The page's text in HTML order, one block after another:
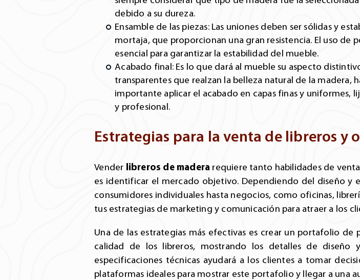
debido a su dureza.
Ensamble de las piezas: Las uniones deben ser sólidas y
mortaja, que proporcionan una gran resistencia. El uso de
esencial para garantizar la estabilidad del mueble.
Acabado final: Es lo que dará al mueble su aspecto
transparentes que realzan la belleza natural de la
importante aplicar el acabado en capas finas y uniformes,
y profesional.
Estrategias para la venta de libreros y
Vender libreros de madera requiere tanto habilidades de
es identificar el mercado objetivo. Dependiendo del diseño y
consumidores individuales hasta negocios, como oficinas,
tus estrategias de marketing y comunicación para atraer a los
Una de las estrategias más efectivas es crear un portafolio
calidad de los libreros, mostrando los detalles de diseño
especificaciones técnicas ayudará a los clientes a tomar
plataformas ideales para mostrar este portafolio y llegar a una